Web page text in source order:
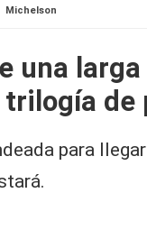
Michelson
una
de
para